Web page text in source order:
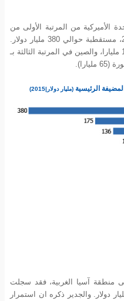
الأميركية من المرتبة الأولى من
حيث الاقتصادات المضيفة في العام 2015، مستقطبة حوالي 380 مليار دولار.
وحلت هونغ كونغ في المرتبة الثانية بـ 175 مليارا، والصين في المرتبة الثالثة بـ
الرئيسية (مليار دولار|2015)
منطقة آسيا الغربية، فقد سجلت
بنسبة 2 في المئة لتصل إلى 42 مليار دولار. والجدير ذكره ان استمرار